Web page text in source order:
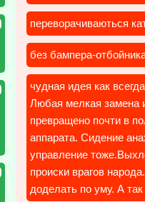
переворачиваються
без бампера-
чудная идея как
Любая мелкая замена
превращено почти в
аппарата. Сидение
управление
происки врагов
доделать по уму. А